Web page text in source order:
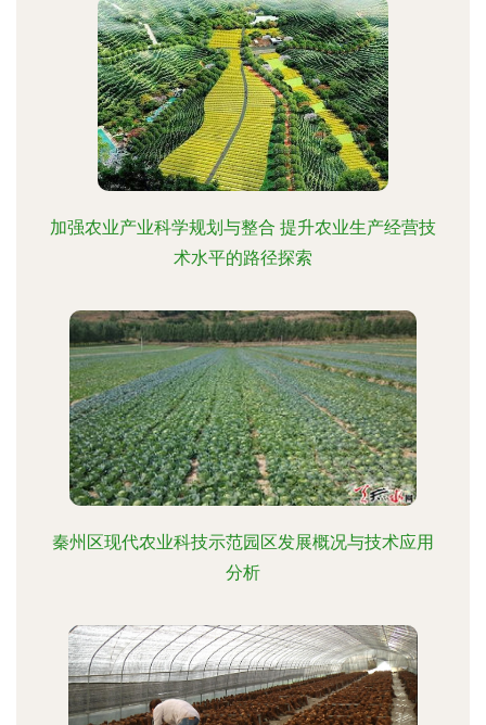
加强农业产业科学规划与整合 提升农业生产经营技
术水平的路径探索
秦州区现代农业科技示范园区发展概况与技术应用
分析